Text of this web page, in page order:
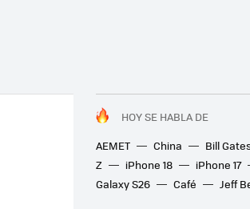
HOY SE HABLA DE
AEMET
China Bill
Z
iPhone 18 iPhone 17
Galaxy S26
Café Jeff